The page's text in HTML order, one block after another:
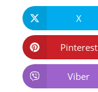
X
Pinterest
Viber